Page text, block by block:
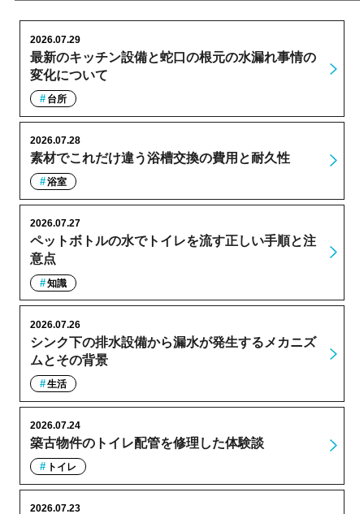
最新のキッチン設備と蛇口の根元の水漏れ事情の
変化について
2026.07.29
台所
素材でこれだけ違う浴槽交換の費用と耐久性
2026.07.28
浴室
ペットボトルの水でトイレを流す正しい手順と注
意点
2026.07.27
知識
シンク下の排水設備から漏水が発生するメカニズ
ムとその背景
2026.07.26
生活
築古物件のトイレ配管を修理した体験談
2026.07.24
トイレ
2026.07.23